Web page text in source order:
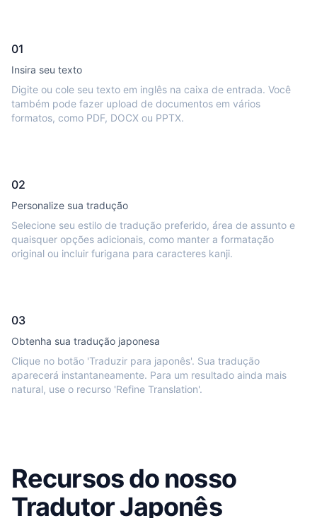
01
Insira seu texto
Digite ou cole seu texto em inglês na caixa de entrada. Você
também pode fazer upload de documentos em vários
formatos, como PDF, DOCX ou PPTX.
02
Personalize sua tradução
Selecione seu estilo de tradução preferido, área de assunto e
quaisquer opções adicionais, como manter a formatação
original ou incluir furigana para caracteres kanji.
03
Obtenha sua tradução japonesa
Clique no botão 'Traduzir para japonês'. Sua tradução
aparecerá instantaneamente. Para um resultado ainda mais
natural, use o recurso 'Refine Translation'.
Recursos do nosso
Tradutor Japonês